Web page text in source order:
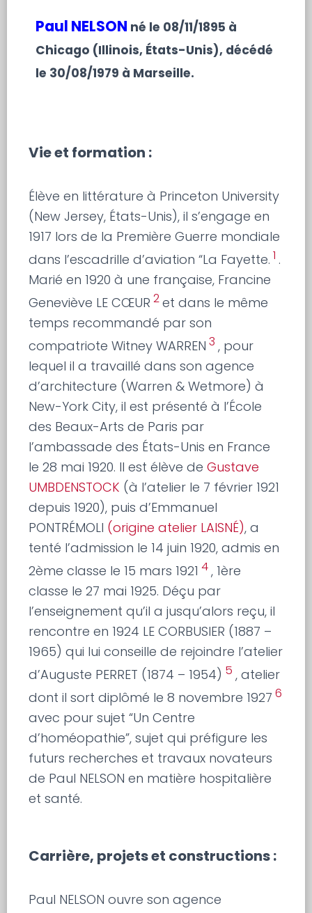
Paul NELSON né le 08/11/1895 à
Chicago (Illinois, États-Unis), décédé
le 30/08/1979 à Marseille.
Vie et formation :
Élève en littérature à Princeton University
(New Jersey, États-Unis), il s’engage en
1917 lors de la Première Guerre mondiale
dans l’escadrille d’aviation “La Fayette. 1 .
Marié en 1920 à une française, Francine
Geneviève LE CŒUR 2et dans le même
temps recommandé par son
compatriote Witney WARREN 3 , pour
lequel il a travaillé dans son agence
d’architecture (Warren & Wetmore) à
New-York City, il est présenté à l’École
des Beaux-Arts de Paris par
l’ambassade des États-Unis en France
le 28 mai 1920. Il est élève deGustave
UMBDENSTOCK (à l’atelier le 7 février 1921
depuis 1920), puis d’Emmanuel
PONTRÉMOLI (origine atelier LAISNÉ), a
tenté l’admission le 14 juin 1920, admis en
2ème classe le 15 mars 1921 4, 1ère
classe le 27 mai 1925. Déçu par
l’enseignement qu’il a jusqu’alors reçu, il
rencontre en 1924 LE CORBUSIER (1887 –
1965) qui lui conseille de rejoindre l’atelier
d’Auguste PERRET (1874 – 1954) 5 , atelier
dont il sort diplômé le 8 novembre 1927 6
avec pour sujet “Un Centre
d’homéopathie”, sujet qui préfigure les
futurs recherches et travaux novateurs
de Paul NELSON en matière hospitalière
et santé.
Carrière, projets et constructions :
Paul NELSON ouvre son agence